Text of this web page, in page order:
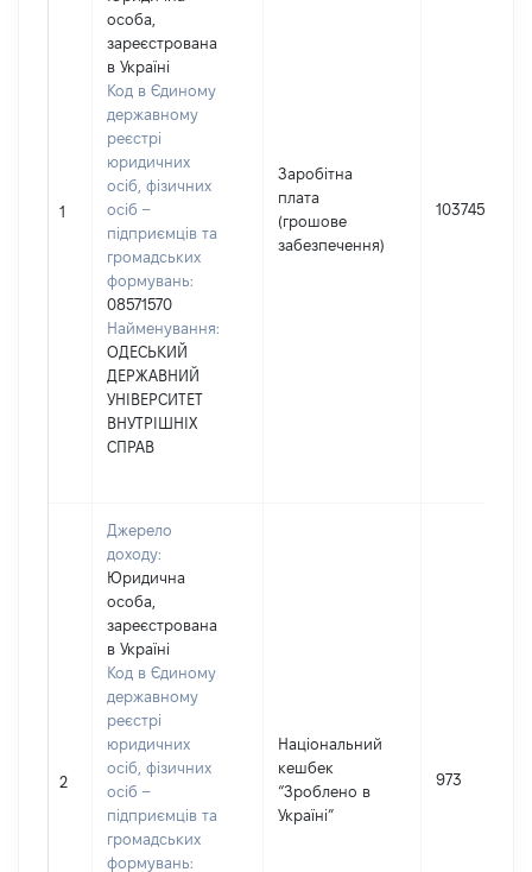
1
особа,
зареєстрована
в Україні
Код в Єдиному
державному
реєстрі
юридичних
осіб, фізичних
осіб –
підприємців та
громадських
формувань:
08571570
Найменування:
ОДЕСЬКИЙ
ДЕРЖАВНИЙ
УНІВЕРСИТЕТ
ВНУТРІШНІХ
СПРАВ
Заробітна
плата
(грошове
забезпечення)
103745
2
Джерело
доходу:
Юридична
особа,
зареєстрована
в Україні
Код в Єдиному
державному
реєстрі
юридичних
осіб, фізичних
осіб –
підприємців та
громадських
формувань:
Національний
кешбек
“Зроблено в
Україні”
973